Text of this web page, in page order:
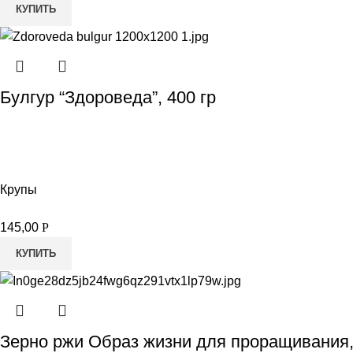
КУПИТЬ
Булгур “Здороведа”, 400 гр
Крупы
145,00 Р
КУПИТЬ
Зерно ржи Образ жизни для